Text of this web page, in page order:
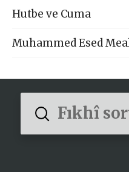
Hutbe ve Cuma
Muhammed Esed
Search
Submit